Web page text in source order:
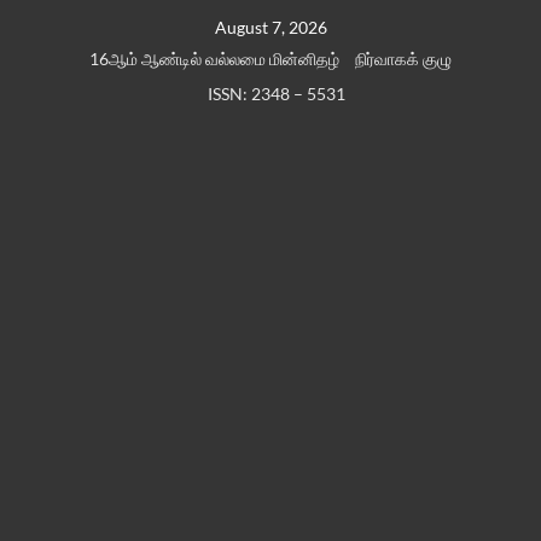
August 7, 2026
16ஆம் ஆண்டில் வல்லமை மின்னிதழ்
நிர்வாகக் குழு
ISSN: 2348 – 5531